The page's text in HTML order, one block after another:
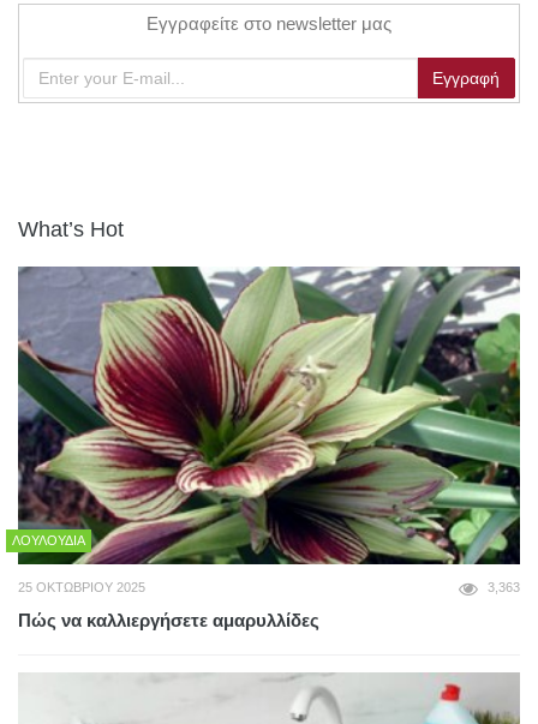
Εγγραφείτε στο newsletter μας
What’s Hot
ΛΟΥΛΟΎΔΙΑ
25 ΟΚΤΩΒΡΊΟΥ 2025 3,363
Πώς να καλλιεργήσετε αμαρυλλίδες